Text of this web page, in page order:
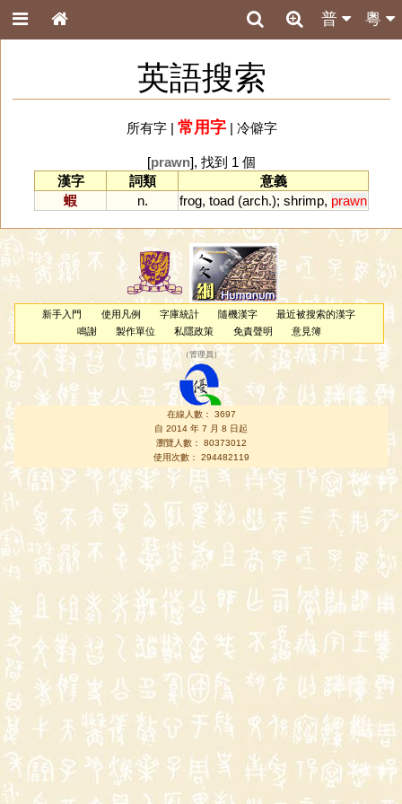
粵
普
英語搜索
所有字| 常用字| 冷僻字
[prawn], 找到 1 個
漢字
詞類
意義
蝦
n. frog, toad (arch.); shrimp, prawn
新手入門 使用凡例 字庫統計 隨機漢字
最近被搜索的漢字
鳴謝
製作單位 私隱政策 免責聲明 意見簿
（管理員 ）
在線人數： 3697
自 2014 年 7 月 8 日起
瀏覽人數： 80373012
使用次數： 294482119